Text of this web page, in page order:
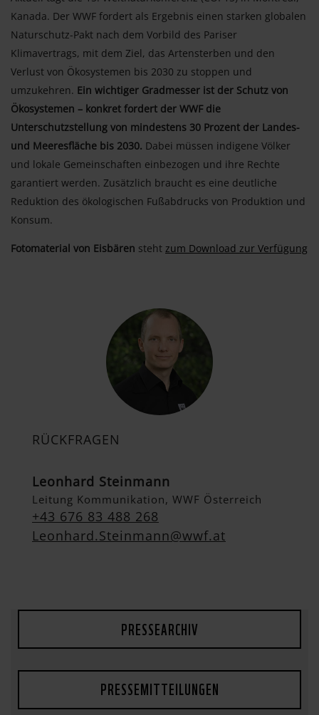
Kanada. Der WWF fordert als Ergebnis einen starken globalen
Naturschutz-Pakt nach dem Vorbild des Pariser
Klimavertrags, mit dem Ziel, das Artensterben und den
Verlust von Ökosystemen bis 2030 zu stoppen und
umzukehren. Ein wichtiger Gradmesser ist der Schutz von
Ökosystemen – konkret fordert der WWF die
Unterschutzstellung von mindestens 30 Prozent der Landes-
und Meeresfläche bis 2030. Dabei müssen indigene Völker
und lokale Gemeinschaften einbezogen und ihre Rechte
garantiert werden. Zusätzlich braucht es eine deutliche
Reduktion des ökologischen Fußabdrucks von Produktion und
Konsum.
Fotomaterial von Eisbären steht zum Download zur Verfügung
RÜCKFRAGEN
Leonhard Steinmann
Leitung Kommunikation, WWF Österreich
+43 676 83 488 268
Leonhard.Steinmann@wwf.at
PRESSEARCHIV
PRESSEMITTEILUNGEN